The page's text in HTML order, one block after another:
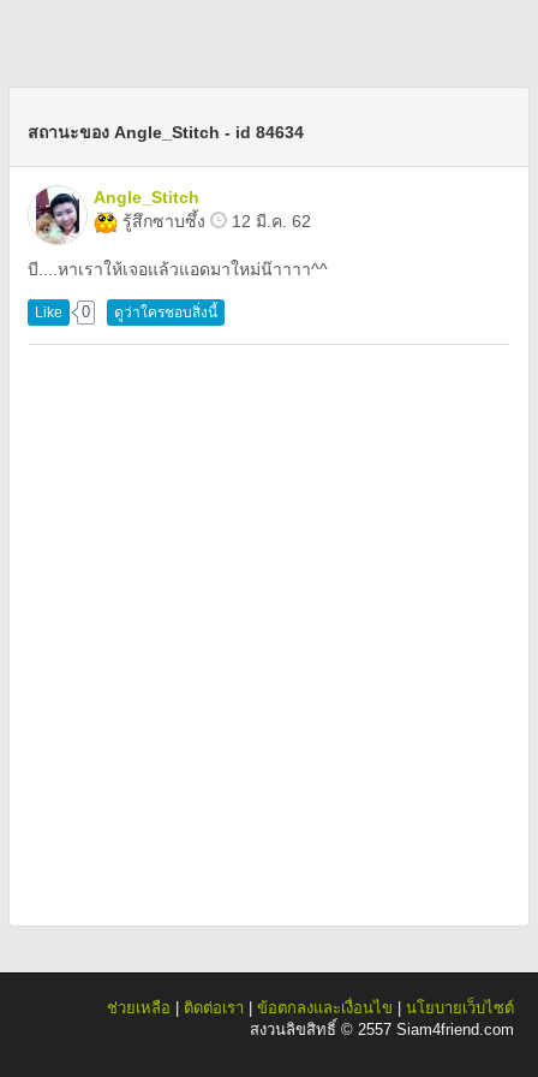
สถานะของ Angle_Stitch - id 84634
Angle_Stitch
รู้สึกซาบซึ้ง
12 มี.ค. 62
บี....หาเราให้เจอแล้วแอดมาใหม่น๊าาาา^^
Like 0 ดูว่าใครชอบสิ่งนี้
ช่วยเหลือ ติดต่อเรา ข้อตกลงและเงื่อนไข
นโยบายเว็บไซต์
สงวนลิขสิทธิ์ © 2557 Siam4friend.com